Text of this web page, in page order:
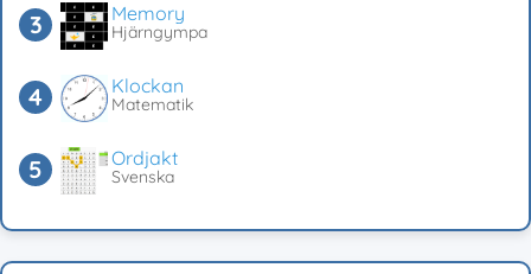
Memory
Hjärngympa
Klockan
Matematik
Ordjakt
Svenska